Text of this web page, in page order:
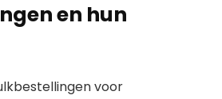
en hun
voor